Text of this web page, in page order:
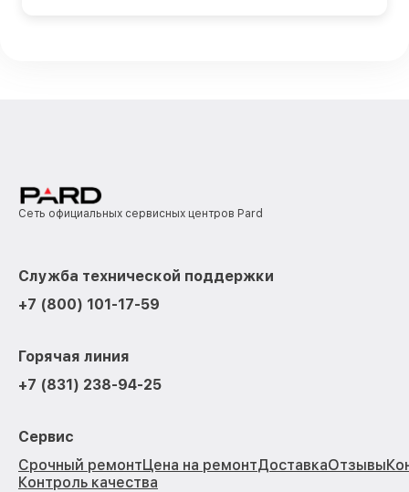
Сеть официальных сервисных центров Pard
Служба технической поддержки
+7 (800) 101-17-59
Горячая линия
+7 (831) 238-94-25
Сервис
Срочный ремонтЦена на ремонтДоставкаОтзывы
Контроль качества